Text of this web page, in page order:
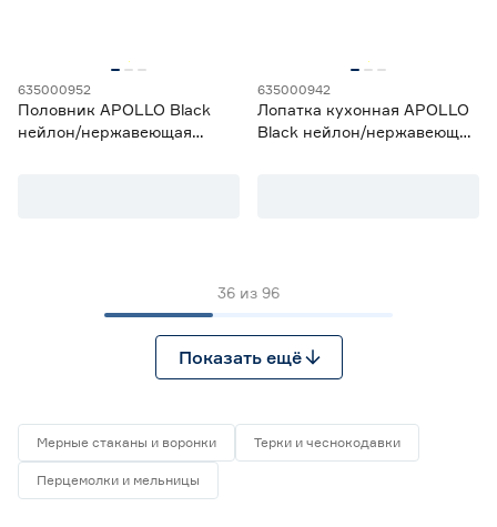
635000952
Половник APOLLO Black
нейлон/нержавеющая
635000942
Лопатка кухонная APOLLO
Black нейлон/нержавеющая
36 из 96
Показать ещё
Мерные стаканы и воронки Терки и чеснокодавки
Перцемолки и мельницы